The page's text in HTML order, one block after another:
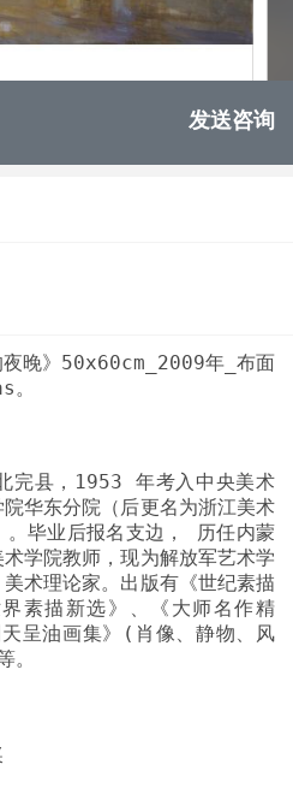
发送咨询
夜晚》50x60cm_2009年_布面
完县，1953 年考入中央美术
华东分院（后更名为浙江美术
。毕业后报名支边， 历任内蒙
学院教师，现为解放军艺术学
术理论家。出版有《世纪素描
素描新选》、《大师名作精
呈油画集》(肖像、静物、风